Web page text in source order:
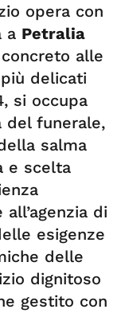
opera con
a Petralia
alle
delicati
si occupa
del funerale,
salma
e scelta
di
esigenze
delle
dignitoso
gestito con